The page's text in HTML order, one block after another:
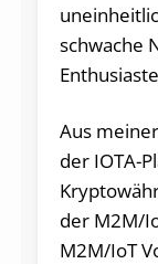
schwache
Aus
der IOTA-
der M2M/
M2M/IoT